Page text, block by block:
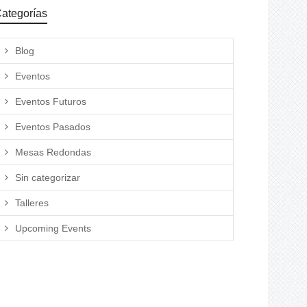
Blog
Eventos
Eventos Futuros
Eventos Pasados
Mesas Redondas
Sin categorizar
Talleres
Upcoming Events